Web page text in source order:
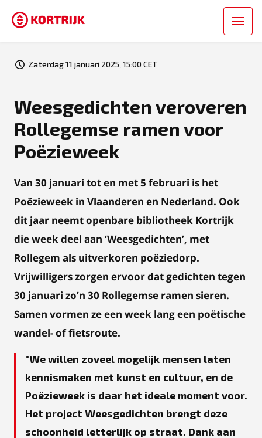
Zaterdag 11 januari 2025, 15:00 CET
Weesgedichten veroveren
Rollegemse ramen voor
Poëzieweek
Van 30 januari tot en met 5 februari is het
Poëzieweek in Vlaanderen en Nederland. Ook
dit jaar neemt openbare bibliotheek Kortrijk
die week deel aan ‘Weesgedichten’, met
Rollegem als uitverkoren poëziedorp.
Vrijwilligers zorgen ervoor dat gedichten tegen
30 januari zo’n 30 Rollegemse ramen sieren.
Samen vormen ze een week lang een poëtische
wandel- of fietsroute.
We willen zoveel mogelijk mensen laten
kennismaken met kunst en cultuur, en de
Poëzieweek is daar het ideale moment voor.
Het project Weesgedichten brengt deze
schoonheid letterlijk op straat. Dank aan